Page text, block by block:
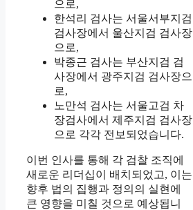
으로,
한석리 검사는 서울서부지검
검사장에서 울산지검 검사장
으로,
박종근 검사는 부산지검 검
사장에서 광주지검 검사장으
로,
노만석 검사는 서울고검 차
장검사에서 제주지검 검사장
으로 각각 전보되었습니다.
이번 인사를 통해 각 검찰 조직에
새로운 리더십이 배치되었고, 이는
향후 법의 집행과 정의의 실현에
큰 영향을 미칠 것으로 예상됩니